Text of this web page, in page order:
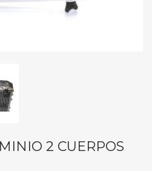
2 CUERPOS